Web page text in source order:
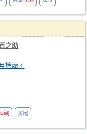
之助
論處。
威 勇尾